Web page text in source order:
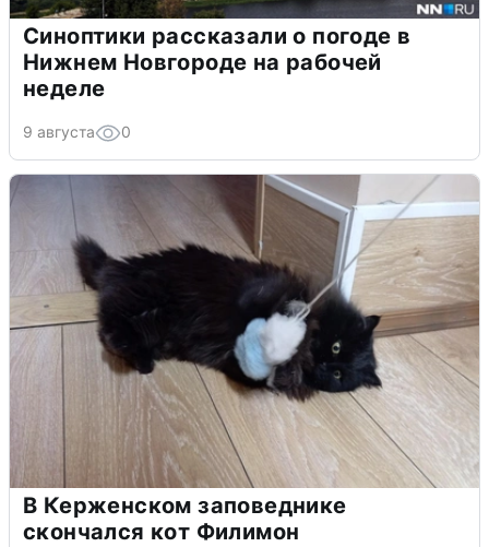
Синоптики рассказали о погоде в
Нижнем Новгороде на рабочей
неделе
9 августа 0
В Керженском заповеднике
скончался кот Филимон